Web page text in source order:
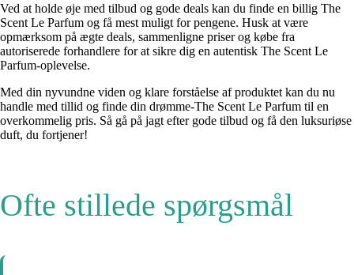
Ved at holde øje med tilbud og gode deals kan du finde en billig The
Scent Le Parfum og få mest muligt for pengene. Husk at være
opmærksom på ægte deals, sammenligne priser og købe fra
autoriserede forhandlere for at sikre dig en autentisk The Scent Le
Parfum-oplevelse.
Med din nyvundne viden og klare forståelse af produktet kan du nu
handle med tillid og finde din drømme-The Scent Le Parfum til en
overkommelig pris. Så gå på jagt efter gode tilbud og få den luksuriøse
duft, du fortjener!
Ofte stillede spørgsmål